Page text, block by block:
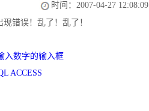
时间：2007-04-27 12:08:09
错误！乱了！乱了！
入数字的输入框
ACCESS